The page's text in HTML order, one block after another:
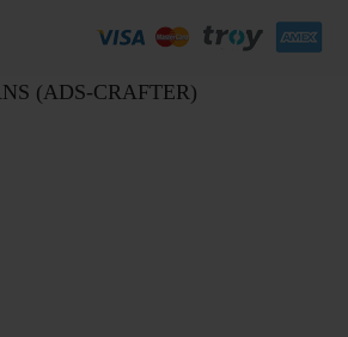
(ADS-CRAFTER)